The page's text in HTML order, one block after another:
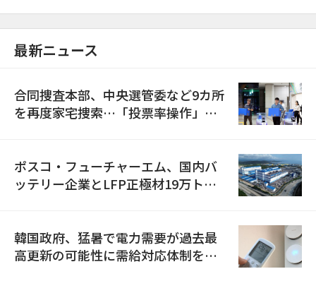
最新ニュース
合同捜査本部、中央選管委など9カ所
を再度家宅捜索…「投票率操作」の
ポスコ・フューチャーエム、国内バ
ッテリー企業とLFP正極材19万トン
韓国政府、猛暑で電力需要が過去最
高更新の可能性に需給対応体制を点